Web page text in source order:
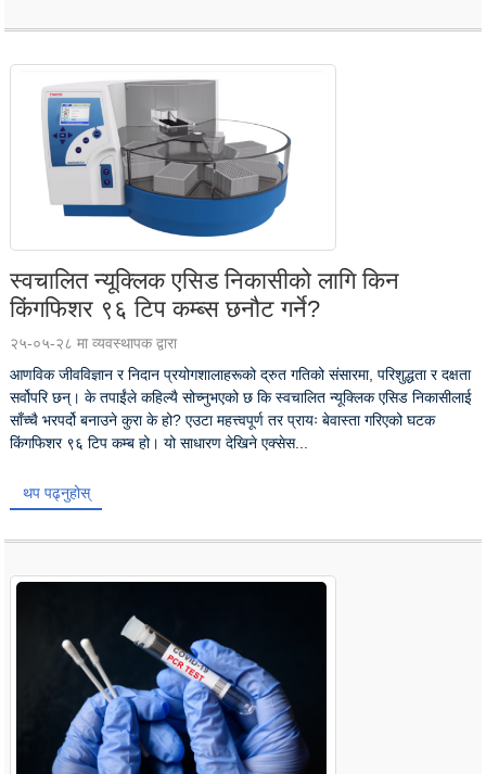
स्वचालित न्यूक्लिक एसिड निकासीको लागि किन
किंगफिशर ९६ टिप कम्ब्स छनौट गर्ने?
२५-०५-२८ मा व्यवस्थापक द्वारा
आणविक जीवविज्ञान र निदान प्रयोगशालाहरूको द्रुत गतिको संसारमा, परिशुद्धता र दक्षता
सर्वोपरि छन्। के तपाईंले कहिल्यै सोच्नुभएको छ कि स्वचालित न्यूक्लिक एसिड निकासीलाई
साँच्चै भरपर्दो बनाउने कुरा के हो? एउटा महत्त्वपूर्ण तर प्रायः बेवास्ता गरिएको घटक
किंगफिशर ९६ टिप कम्ब हो। यो साधारण देखिने एक्सेस...
थप पढ्नुहोस्